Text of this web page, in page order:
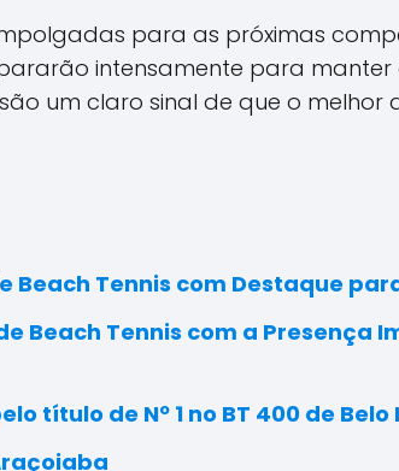
para as próximas
intensamente para
um claro sinal de que o melhor
Tennis com Destaque
Beach Tennis com a Presença
título de Nº 1 no BT 400 de Belo